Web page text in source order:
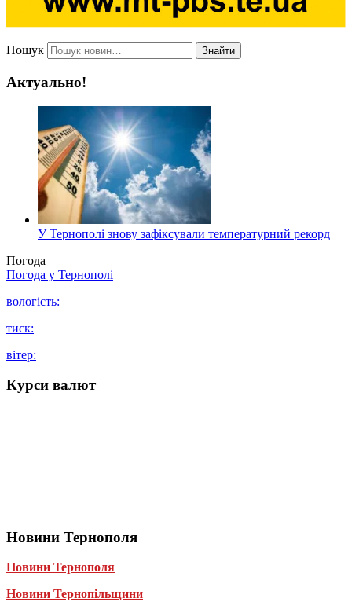
Пошук Знайти
Актуально!
У Тернополі знову зафіксували температурний рекорд
Погода
Погода у Тернополі
вологість:
тиск:
вітер:
Курси валют
Новини Тернополя
Новини Тернополя
Новини Тернопільщини